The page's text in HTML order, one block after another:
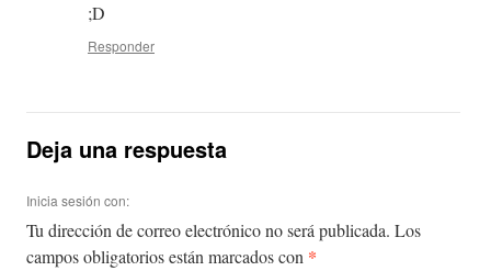
;D
Responder
Deja una respuesta
Inicia sesión con:
Tu dirección de correo electrónico no será publicada. Los
campos obligatorios están marcados con *